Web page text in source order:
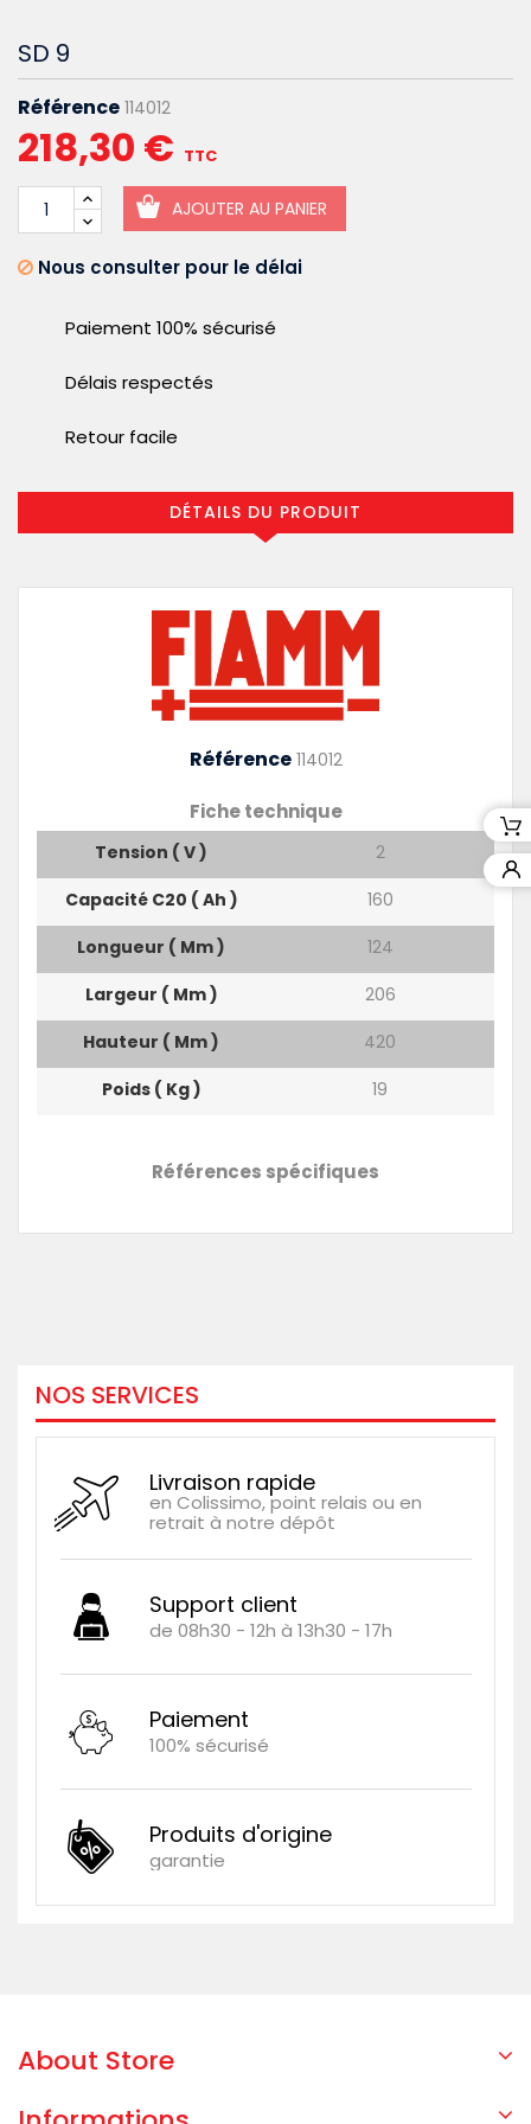
SD 9
Référence 114012
218,30 € TTC
AJOUTER AU PANIER
Nous consulter pour le délai
Paiement 100% sécurisé
Délais respectés
Retour facile
DÉTAILS DU PRODUIT
Référence 114012
Fiche technique
Tension ( V )
2
Capacité C20 ( Ah )
160
Longueur ( Mm )
124
Largeur ( Mm )
206
Hauteur ( Mm )
420
Poids ( Kg )
19
Références spécifiques
NOS SERVICES
Livraison rapide
en Colissimo, point relais ou en
retrait à notre dépôt
Support client
de 08h30 - 12h à 13h30 - 17h
Paiement
100% sécurisé
Produits d'origine
garantie
About Store